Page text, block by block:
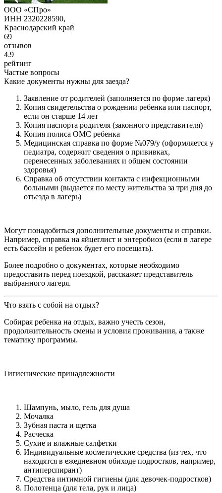
ООО «СПро»
ИНН 2320228590,
Краснодарский край
69
отзывов
4.9
рейтинг
Частые вопросы
Какие документы нужны для заезда?
Заявление от родителей (заполняется по форме лагеря)
Копия свидетельства о рождении ребенка или паспорт,
если он старше 14 лет
Копия паспорта родителя (законного представителя)
Копия полиса ОМС ребенка
Медицинская справка по форме №079/у (оформляется у
педиатра, содержит сведения о прививках,
перенесенных заболеваниях и общем состоянии
здоровья)
Справка об отсутствии контакта с инфекционными
больными (выдается по месту жительства за три дня до
отъезда в лагерь)
Могут понадобиться дополнительные документы и справки.
Например, справка на яйцеглист и энтеробиоз (если в лагере
есть бассейн и ребенок будет его посещать).
Более подробно о документах, которые необходимо
предоставить перед поездкой, расскажет представитель
выбранного лагеря.
Что взять с собой на отдых?
Собирая ребенка на отдых, важно учесть сезон,
продолжительность смены и условия проживания, а также
тематику программы.
Гигиенические принадлежности
Шампунь, мыло, гель для душа
Мочалка
Зубная паста и щетка
Расческа
Сухие и влажные салфетки
Индивидуальные косметические средства (из тех, что
находятся в ежедневном обиходе подростков, например,
антиперспирант)
Средства интимной гигиены (для девочек-подростков)
Полотенца (для тела, рук и лица)